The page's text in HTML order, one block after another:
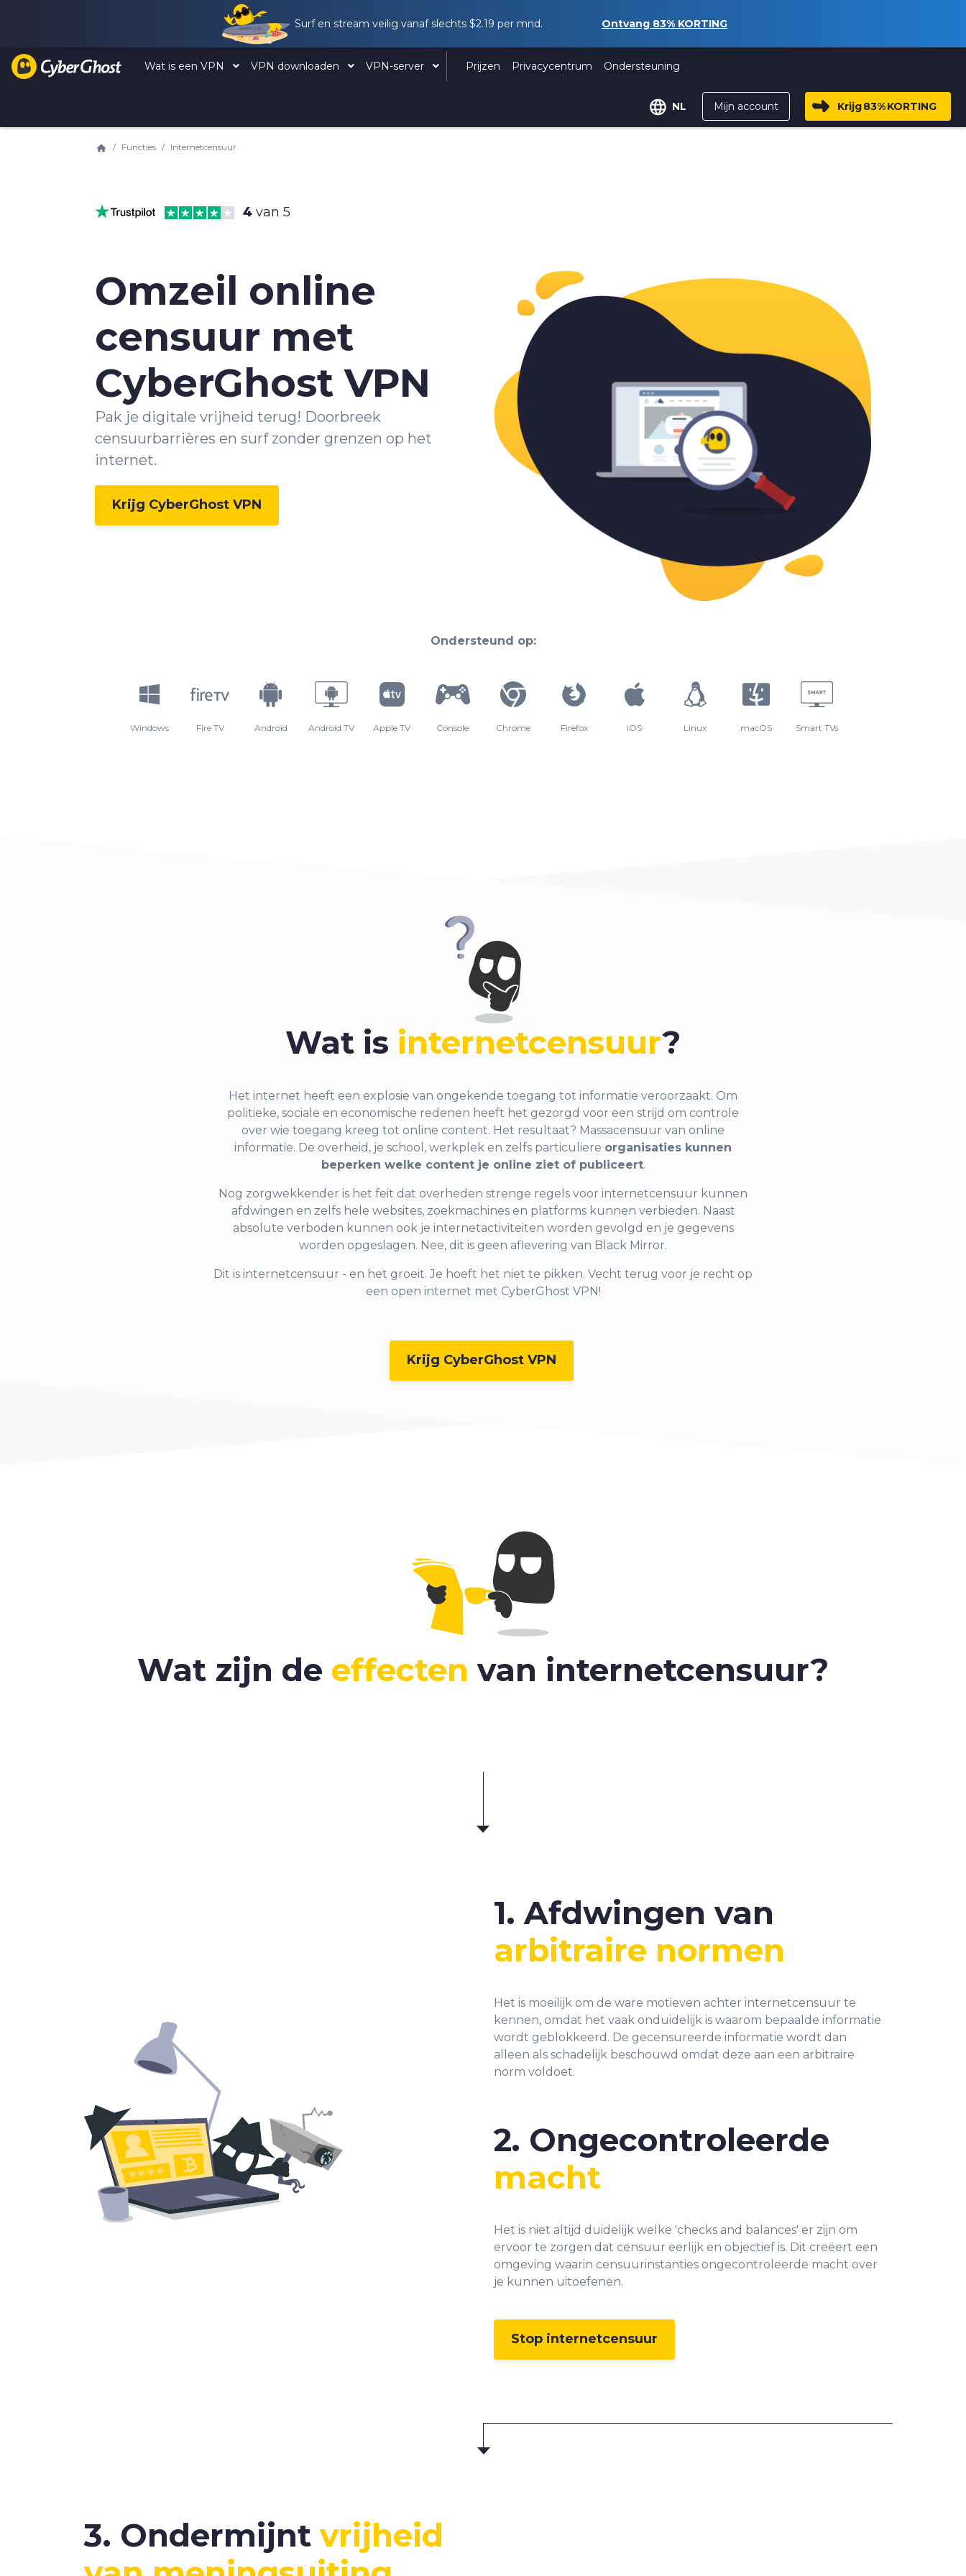
Surf en stream veilig vanaf slechts $2.19 per mnd. Ontvang 83% KORTING
Wat is een VPN VPN downloaden VPN-server Prijzen Privacycentrum Ondersteuning
NL Mijn account Krijg83%KORTING
Functies Internetcensuur
4 van 5
Omzeil online
censuur met
CyberGhost VPN
Pak je digitale vrijheid terug! Doorbreek
censuurbarrières en surf zonder grenzen op het
internet.
Krijg CyberGhost VPN
Ondersteund op:
Windows Fire TV Android Android TV Apple TV Console Chrome Firefox iOS Linux macOS Smart TVs
Wat is internetcensuur?
Het internet heeft een explosie van ongekende toegang tot informatie veroorzaakt. Om
politieke, sociale en economische redenen heeft het gezorgd voor een strijd om controle
over wie toegang kreeg tot online content. Het resultaat? Massacensuur van online
informatie. De overheid, je school, werkplek en zelfs particuliere organisaties kunnen
beperken welke content je online ziet of publiceert.
Nog zorgwekkender is het feit dat overheden strenge regels voor internetcensuur kunnen
afdwingen en zelfs hele websites, zoekmachines en platforms kunnen verbieden. Naast
absolute verboden kunnen ook je internetactiviteiten worden gevolgd en je gegevens
worden opgeslagen. Nee, dit is geen aflevering van Black Mirror.
Dit is internetcensuur - en het groeit. Je hoeft het niet te pikken. Vecht terug voor je recht op
een open internet met CyberGhost VPN!
Krijg CyberGhost VPN
Wat zijn de effecten van internetcensuur?
1. Afdwingen van
arbitraire normen
Het is moeilijk om de ware motieven achter internetcensuur te
kennen, omdat het vaak onduidelijk is waarom bepaalde informatie
wordt geblokkeerd. De gecensureerde informatie wordt dan
alleen als schadelijk beschouwd omdat deze aan een arbitraire
norm voldoet.
2. Ongecontroleerde
macht
Het is niet altijd duidelijk welke 'checks and balances' er zijn om
ervoor te zorgen dat censuur eerlijk en objectief is. Dit creëert een
omgeving waarin censuurinstanties ongecontroleerde macht over
je kunnen uitoefenen.
Stop internetcensuur
3. Ondermijntvrijheid